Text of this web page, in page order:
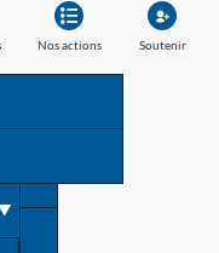
Nos actions Soutenir